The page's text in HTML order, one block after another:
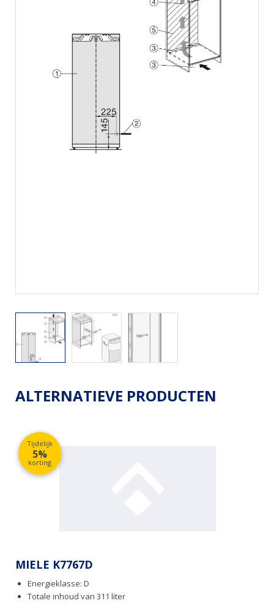
ALTERNATIEVE PRODUCTEN
Tijdelijk
5%
korting
MIELE K7767D
Energieklasse: D
Totale inhoud van 311 liter